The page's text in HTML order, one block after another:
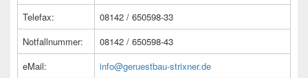
Telefax:
08142 / 650598-33
Notfallnummer:
08142 / 650598-43
eMail:
info@geruestbau-strixner.de